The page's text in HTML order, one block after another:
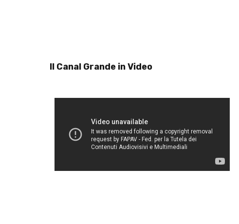
Il Canal Grande in Video